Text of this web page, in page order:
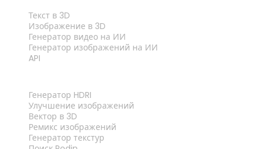
Текст в 3D
Изображение в 3D
Генератор видео на ИИ
Генератор изображений на ИИ
API
Генератор HDRI
Улучшение изображений
Вектор в 3D
Ремикс изображений
Генератор текстур